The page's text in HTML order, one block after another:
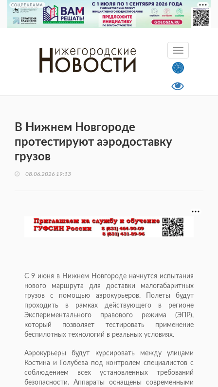
СОЦРЕКЛАМА
В Нижнем Новгороде
протестируют аэродоставку
грузов
08.06.2026 19:13
С 9 июня в Нижнем Новгороде начнутся испытания
нового маршрута для доставки малогабаритных
грузов с помощью аэрокурьеров. Полеты будут
проходить в рамках действующего в регионе
Экспериментального правового режима (ЭПР),
который позволяет тестировать применение
беспилотных технологий в реальных условиях.
Аэрокурьеры будут курсировать между улицами
Костина и Голубева под контролем специалистов с
соблюдением всех установленных требований
безопасности. Аппараты оснащены современными